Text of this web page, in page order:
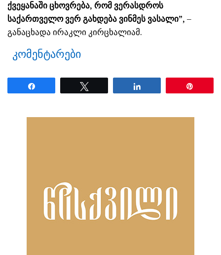
ქვეყანაში ცხოვრება, რომ ვერასდროს
საქართველო ვერ გახდება ვინმეს ვასალი”, –
განაცხადა ირაკლი კირცხალიამ.
კომენტარები